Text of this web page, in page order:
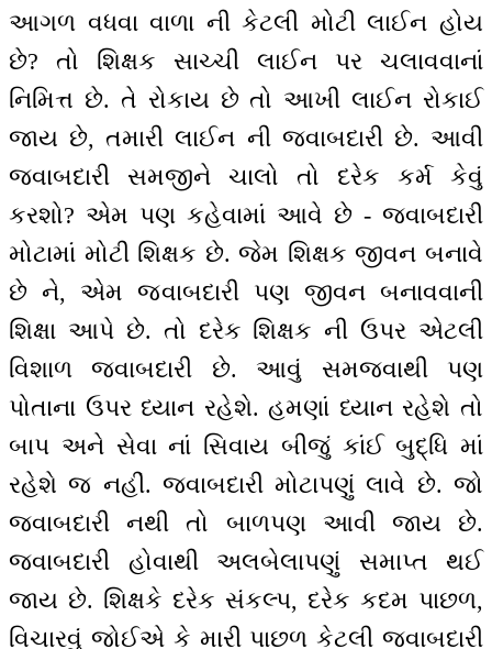
આગળ વધવા વાળા ની કેટલી મોટી લાઈન હોય
છે? તો શિક્ષક સાચ્ચી લાઈન પર ચલાવવાનાં
નિમિત્ત છે. તે રોકાય છે તો આખી લાઈન રોકાઈ
જાય છે, તમારી લાઈન ની જવાબદારી છે. આવી
જવાબદારી સમજીને ચાલો તો દરેક કર્મ કેવું
કરશો? એમ પણ કહેવામાં આવે છે - જવાબદારી
મોટામાં મોટી શિક્ષક છે. જેમ શિક્ષક જીવન બનાવે
છે ને, એમ જવાબદારી પણ જીવન બનાવવાની
શિક્ષા આપે છે. તો દરેક શિક્ષક ની ઉપર એટલી
વિશાળ જવાબદારી છે. આવું સમજવાથી પણ
પોતાના ઉપર ધ્યાન રહેશે. હમણાં ધ્યાન રહેશે તો
બાપ અને સેવા નાં સિવાય બીજું કાંઈ બુદ્ધિ માં
રહેશે જ નહીં. જવાબદારી મોટાપણું લાવે છે. જો
જવાબદારી નથી તો બાળપણ આવી જાય છે.
જવાબદારી હોવાથી અલબેલાપણું સમાપ્ત થઈ
જાય છે. શિક્ષકે દરેક સંકલ્પ, દરેક કદમ પાછળ,
વિચારવું જોઈએ કે મારી પાછળ કેટલી જવાબદારી